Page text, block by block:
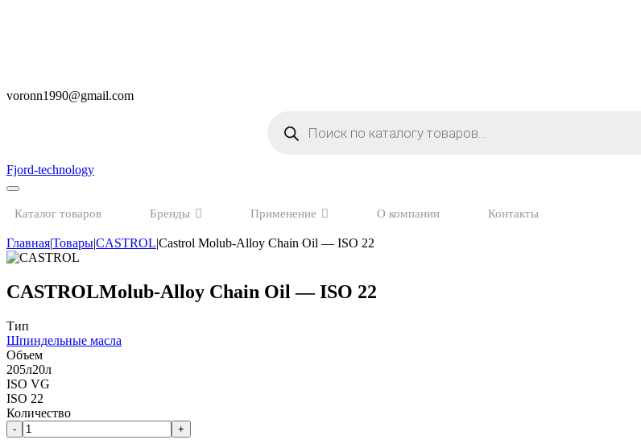
voronn1990@gmail.com
товаров
Fjord-technology
Каталог товаров Бренды Применение О компании Контакты
Главная|Товары|CASTROL|Castrol Molub-Alloy Chain Oil — ISO 22
CASTROLMolub-Alloy Chain Oil — ISO 22
Тип
Шпиндельные масла
Объем
205л20л
ISO VG
ISO 22
Количество
- +